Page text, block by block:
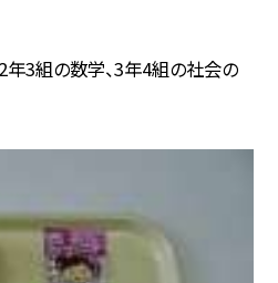
年3組の数学、3年4組の社会の